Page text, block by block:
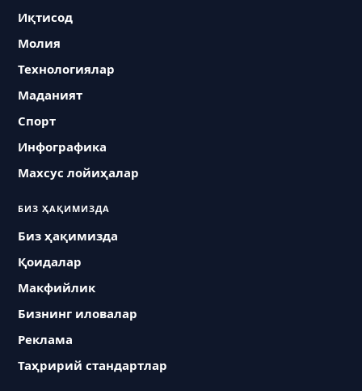
Иқтисод
Молия
Технологиялар
Маданият
Спорт
Инфографика
Махсус лойиҳалар
БИЗ ҲАҚИМИЗДА
Биз ҳақимизда
Қоидалар
Макфийлик
Бизнинг иловалар
Реклама
Таҳририй стандартлар